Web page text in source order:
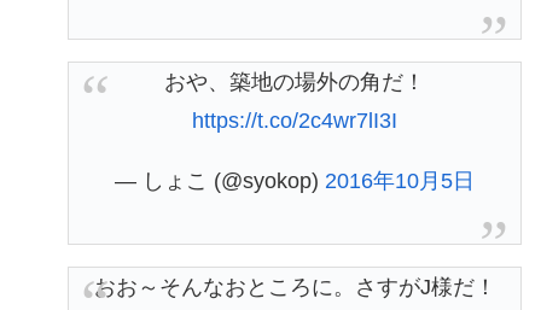
おや、築地の場外の角だ！
https://t.co/2c4wr7lI3I
— しょこ (@syokop) 2016年10月5日
おお～そんなおところに。さすがJ様だ！